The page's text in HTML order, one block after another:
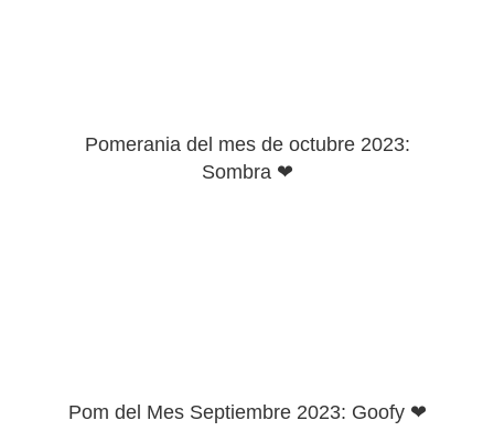
Pomerania del mes de octubre 2023:
Sombra ❤
Pom del Mes Septiembre 2023: Goofy ❤